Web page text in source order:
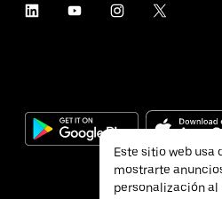
Este sitio web usa
mostrarte
personalización